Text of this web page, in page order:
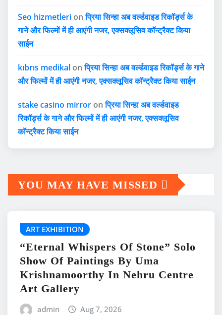
Seo hizmetleri onप्रिया सिन्हा अब वर्ल्डवाइड रिकॉर्ड्स के
गाने और फिल्मों में ही आएंगी नजर, एक्सक्लूसिव कॉन्ट्रैक्ट किया
साईन
kıbrıs medikal onप्रिया सिन्हा अब वर्ल्डवाइड रिकॉर्ड्स के गाने
और फिल्मों में ही आएंगी नजर, एक्सक्लूसिव कॉन्ट्रैक्ट किया साईन
stake casino mirror onप्रिया सिन्हा अब वर्ल्डवाइड
रिकॉर्ड्स के गाने और फिल्मों में ही आएंगी नजर, एक्सक्लूसिव
कॉन्ट्रैक्ट किया साईन
YOU MAY HAVE MISSED
ART EXHIBITION
“Eternal Whispers Of Stone” Solo
Show Of Paintings By Uma
Krishnamoorthy In Nehru Centre
Art Gallery
admin Aug 7, 2026